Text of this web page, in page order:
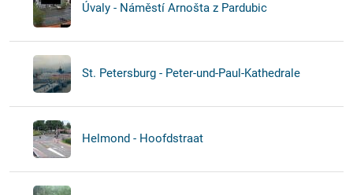
Úvaly - Náměstí Arnošta z Pardubic
St. Petersburg - Peter-und-Paul-Kathedrale
Helmond - Hoofdstraat